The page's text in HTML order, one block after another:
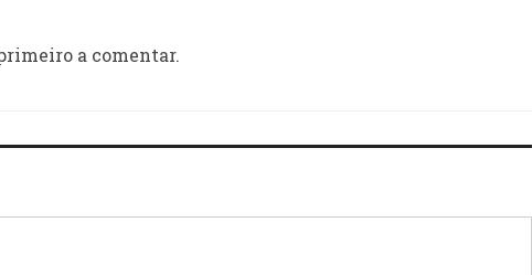
a comentar.